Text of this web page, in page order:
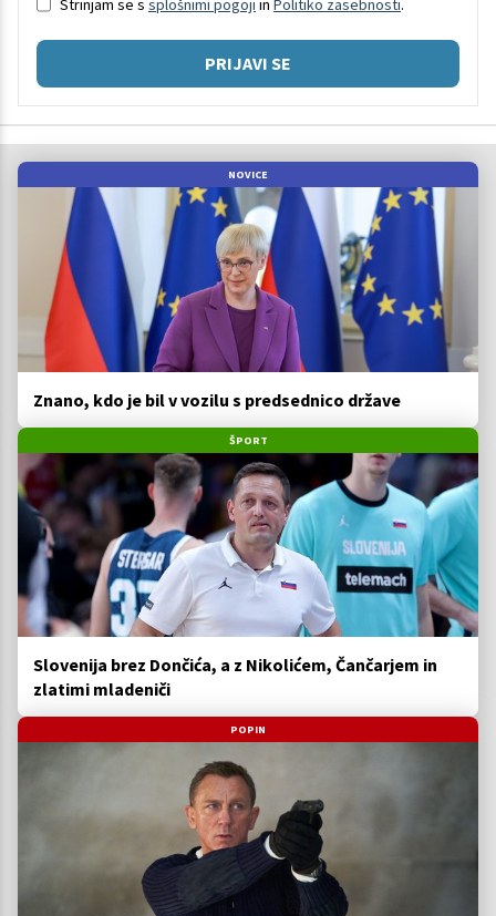
Strinjam se s splošnimi pogoji in Politiko zasebnosti.
PRIJAVI SE
NOVICE
Znano, kdo je bil v vozilu s predsednico države
ŠPORT
Slovenija brez Dončića, a z Nikolićem, Čančarjem in
zlatimi mladeniči
POPIN